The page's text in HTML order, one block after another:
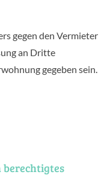
gegen den Vermieter
an Dritte
gegeben sein.